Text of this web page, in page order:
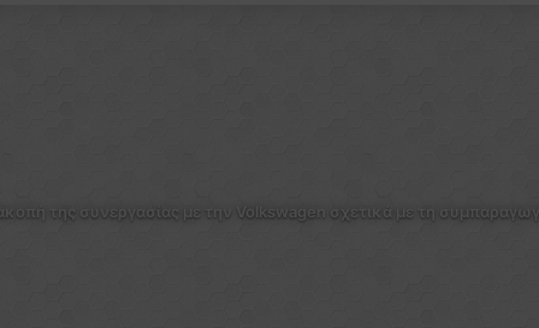
της συνεργασίας με την Volkswagen σχετικά με τη